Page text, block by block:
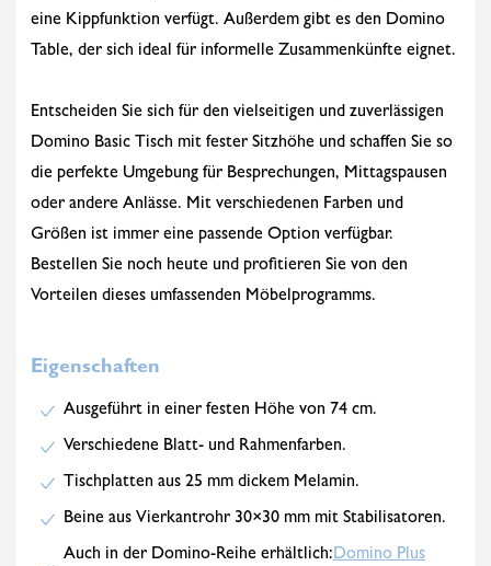
eine Kippfunktion verfügt. Außerdem gibt es den Domino
Table, der sich ideal für informelle Zusammenkünfte eignet.
Entscheiden Sie sich für den vielseitigen und zuverlässigen
Domino Basic Tisch mit fester Sitzhöhe und schaffen Sie so
die perfekte Umgebung für Besprechungen, Mittagspausen
oder andere Anlässe. Mit verschiedenen Farben und
Größen ist immer eine passende Option verfügbar.
Bestellen Sie noch heute und profitieren Sie von den
Vorteilen dieses umfassenden Möbelprogramms.
Eigenschaften
Ausgeführt in einer festen Höhe von 74 cm.
Verschiedene Blatt- und Rahmenfarben.
Tischplatten aus 25 mm dickem Melamin.
Beine aus Vierkantrohr 30×30 mm mit Stabilisatoren.
Auch in der Domino-Reihe erhältlich:Domino Plus